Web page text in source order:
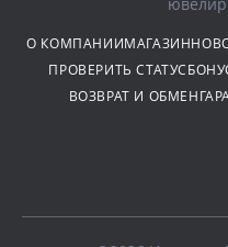
О КОМПАНИИМАГАЗИН
ПРОВЕРИТЬ СТАТУС
ВОЗВРАТ И ОБМЕН